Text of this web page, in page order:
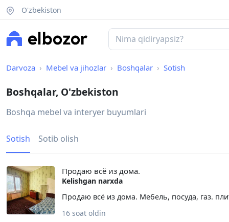
O'zbekiston
Darvoza Mebel va jihozlar Boshqalar Sotish
Boshqalar, O'zbekiston
Boshqa mebel va interyer buyumlari
Sotish Sotib olish
Продаю всё из дома.
Kelishgan narxda
Продаю всё из дома. Мебель, посуда, газ.
16 soat oldin